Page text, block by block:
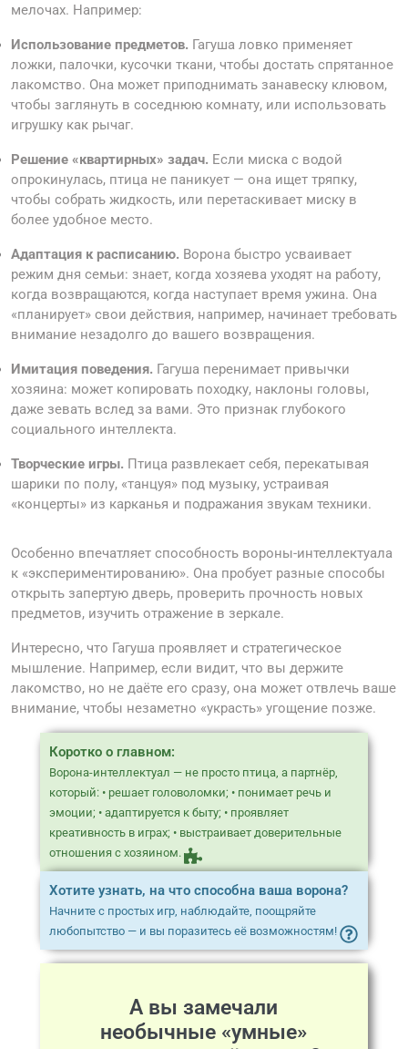
мелочах. Например:
Использование предметов. Гагуша ловко применяет
ложки, палочки, кусочки ткани, чтобы достать спрятанное
лакомство. Она может приподнимать занавеску клювом,
чтобы заглянуть в соседнюю комнату, или использовать
игрушку как рычаг.
Решение «квартирных» задач. Если миска с водой
опрокинулась, птица не паникует — она ищет тряпку,
чтобы собрать жидкость, или перетаскивает миску в
более удобное место.
Адаптация к расписанию. Ворона быстро усваивает
режим дня семьи: знает, когда хозяева уходят на работу,
когда возвращаются, когда наступает время ужина. Она
«планирует» свои действия, например, начинает требовать
внимание незадолго до вашего возвращения.
Имитация поведения. Гагуша перенимает привычки
хозяина: может копировать походку, наклоны головы,
даже зевать вслед за вами. Это признак глубокого
социального интеллекта.
Творческие игры. Птица развлекает себя, перекатывая
шарики по полу, «танцуя» под музыку, устраивая
«концерты» из карканья и подражания звукам техники.
Особенно впечатляет способность вороны-интеллектуала
к «экспериментированию». Она пробует разные способы
открыть запертую дверь, проверить прочность новых
предметов, изучить отражение в зеркале.
Интересно, что Гагуша проявляет и стратегическое
мышление. Например, если видит, что вы держите
лакомство, но не даёте его сразу, она может отвлечь ваше
внимание, чтобы незаметно «украсть» угощение позже.
Коротко о главном:
Ворона-интеллектуал — не просто птица, а партнёр,
который: • решает головоломки; • понимает речь и
эмоции; • адаптируется к быту; • проявляет
креативность в играх; • выстраивает доверительные
отношения с хозяином.
Хотите узнать, на что способна ваша ворона?
Начните с простых игр, наблюдайте, поощряйте
любопытство — и вы поразитесь её возможностям!
А вы замечали
необычные «умные»